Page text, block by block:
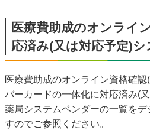
医療費助成のオンライ
応済み(又は対応予定)
医療費助成のオンライン資格確
バーカードの一体化に対応済み(
薬局システムベンダーの一覧をデ
すのでご参照ください。